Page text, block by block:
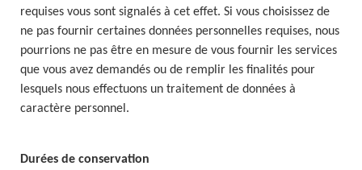
requises vous sont signalés à cet effet. Si vous choisissez de
ne pas fournir certaines données personnelles requises, nous
pourrions ne pas être en mesure de vous fournir les services
que vous avez demandés ou de remplir les finalités pour
lesquels nous effectuons un traitement de données à
caractère personnel.
Durées de conservation